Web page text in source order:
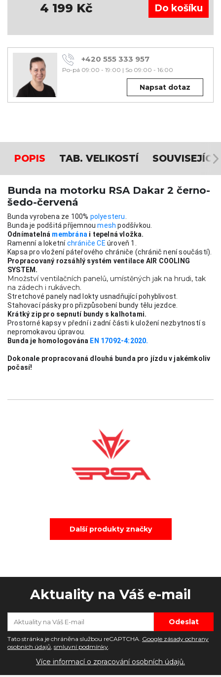
4 199 Kč
+420 555 333 957
Po-pá 09:00 - 19:00 | So 09:00 - 16:00
Napsat dotaz
POPIS TAB. VELIKOSTÍ SOUVISEJÍCÍ
Bunda na motorku RSA Dakar 2 černo-
šedo-červená
Bunda vyrobena ze 100% polyesteru
Bunda je podšitá příjemnou mesh podšívkou.
Odnímatelná membrána i tepelná vložka.
Ramenní a loketní chrániče CE úroveň 1.
Kapsa pro vložení páteřového chrániče (chránič není součástí).
Propracovaný rozsáhlý systém ventilace AIR COOLING
SYSTEM.
Množství ventilačních panelů, umístěných jak na hrudi, tak
na zádech i rukávech.
Stretchové panely nad lokty usnadňující pohyblivost.
Stahovací pásky pro přizpůsobení bundy tělu jezdce.
Krátký zip pro sepnutí bundy s kalhotami.
Prostorné kapsy v přední i zadní části k uložení nezbytností s
nepromokavou úpravou.
Bunda je homologována EN 17092-4:2020.
Dokonale propracovaná dlouhá bunda pro jízdu v jakémkoliv
počasí!
Další produkty značky
Aktuality na Váš e-mail
Tato stránka je chráněna službou reCAPTCHA. Google zásady ochrany
osobních údajů, smluvní podmínky.
Více informací o zpracování osobních údajů.